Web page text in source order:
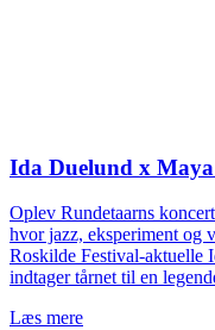
Ida Duelund x
Oplev Rundetaarns
hvor jazz, eksperiment og
Roskilde Festival-aktuelle
indtager tårnet til en
Læs mere